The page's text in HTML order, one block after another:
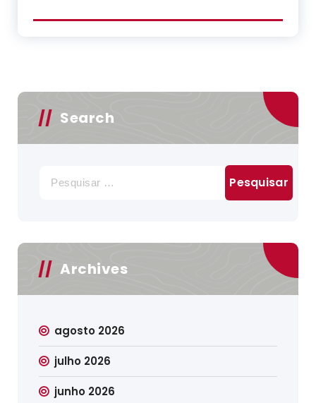
Search
por:
Archives
agosto 2026
julho 2026
junho 2026